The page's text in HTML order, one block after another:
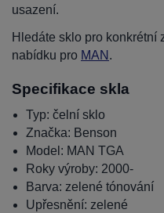
usazení.
Hledáte sklo pro konkrétní
nabídku pro MAN .
Specifikace skla
Typ: čelní sklo
Značka: Benson
Model: MAN TGA
Roky výroby: 2000-
Barva: zelené tónování
Upřesnění: zelené